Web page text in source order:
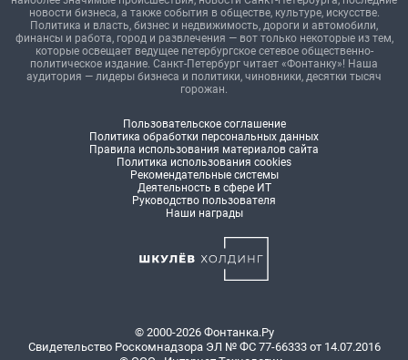
новости бизнеса, а также события в обществе, культуре, искусстве.
Политика и власть, бизнес и недвижимость, дороги и автомобили,
финансы и работа, город и развлечения — вот только некоторые из тем,
которые освещает ведущее петербургское сетевое общественно-
политическое издание. Санкт-Петербург читает «Фонтанку»! Наша
аудитория — лидеры бизнеса и политики, чиновники, десятки тысяч
горожан.
Пользовательское соглашение
Политика обработки персональных данных
Правила использования материалов сайта
Политика использования cookies
Рекомендательные системы
Деятельность в сфере ИТ
Руководство пользователя
Наши награды
© 2000-2026 Фонтанка.Ру
Свидетельство Роскомнадзора ЭЛ № ФС 77-66333 от 14.07.2016